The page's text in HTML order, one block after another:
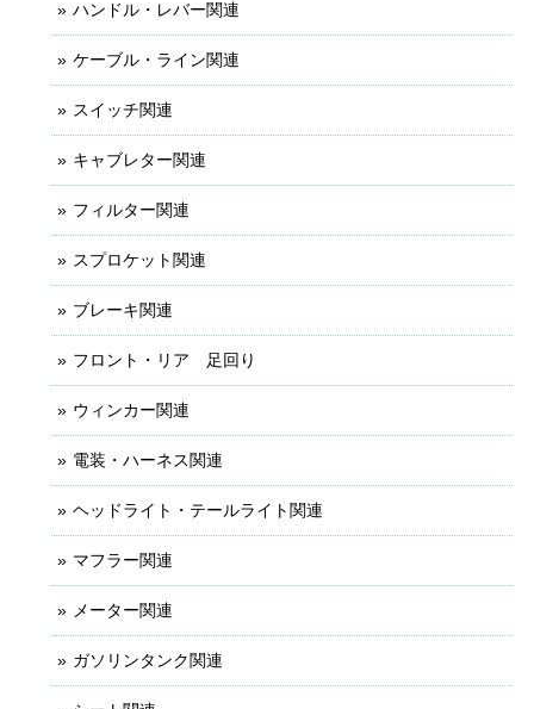
ハンドル・レバー関連
ケーブル・ライン関連
スイッチ関連
キャブレター関連
フィルター関連
スプロケット関連
ブレーキ関連
フロント・リア 足回り
ウィンカー関連
電装・ハーネス関連
ヘッドライト・テールライト関連
マフラー関連
メーター関連
ガソリンタンク関連